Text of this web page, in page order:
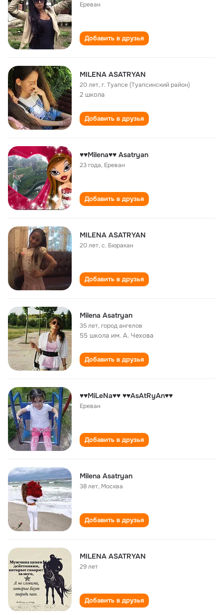
Ереван
Добавить в друзья
MILENA ASATRYAN
20 лет,г. Туапсе (Туапсинский район)
2 школа
Добавить в друзья
♥♥Milena♥♥ Asatryan
23 года, Ереван
Добавить в друзья
MILENA ASATRYAN
20 лет,с. Бюракан
Добавить в друзья
Milena Asatryan
35 лет,город ангелов
55 школа им. А. Чехова
Добавить в друзья
♥♥MiLeNa♥♥ ♥♥AsAtRyAn♥♥
Ереван
Добавить в друзья
Milena Asatryan
38 лет, Москва
Добавить в друзья
MILENA ASATRYAN
29 лет
Добавить в друзья